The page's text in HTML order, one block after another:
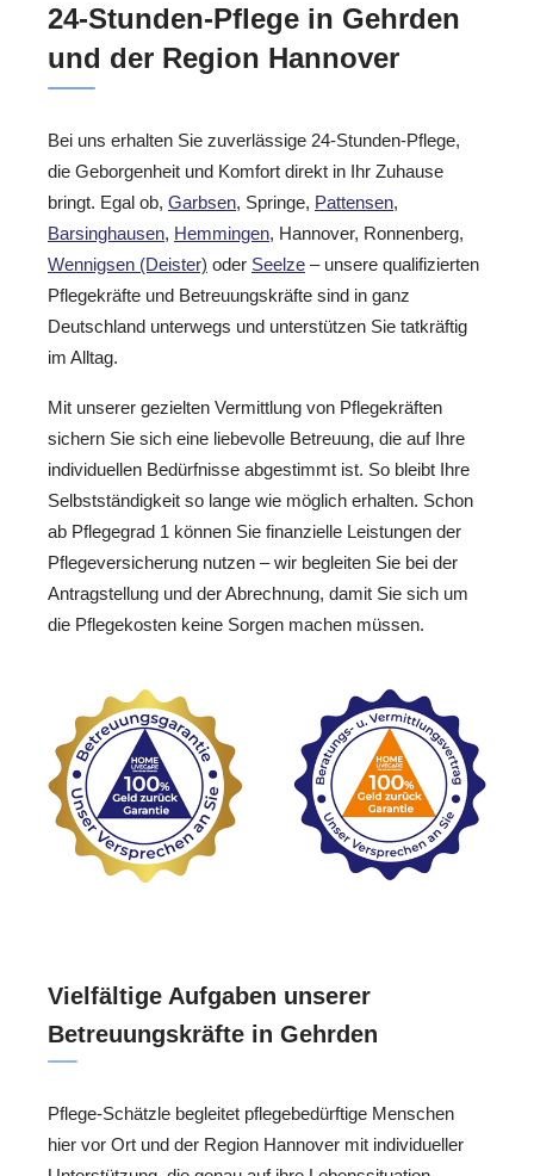
24-Stunden-Pflege in Gehrden
und der Region Hannover
Bei uns erhalten Sie zuverlässige 24-Stunden-Pflege,
die Geborgenheit und Komfort direkt in Ihr Zuhause
bringt. Egal ob, Garbsen, Springe, Pattensen,
Barsinghausen, Hemmingen, Hannover, Ronnenberg,
Wennigsen (Deister) oder Seelze – unsere qualifizierten
Pflegekräfte und Betreuungskräfte sind in ganz
Deutschland unterwegs und unterstützen Sie tatkräftig
im Alltag.
Mit unserer gezielten Vermittlung von Pflegekräften
sichern Sie sich eine liebevolle Betreuung, die auf Ihre
individuellen Bedürfnisse abgestimmt ist. So bleibt Ihre
Selbstständigkeit so lange wie möglich erhalten. Schon
ab Pflegegrad 1 können Sie finanzielle Leistungen der
Pflegeversicherung nutzen – wir begleiten Sie bei der
Antragstellung und der Abrechnung, damit Sie sich um
die Pflegekosten keine Sorgen machen müssen.
Vielfältige Aufgaben unserer
Betreuungskräfte in Gehrden
Pflege-Schätzle begleitet pflegebedürftige Menschen
hier vor Ort und der Region Hannover mit individueller